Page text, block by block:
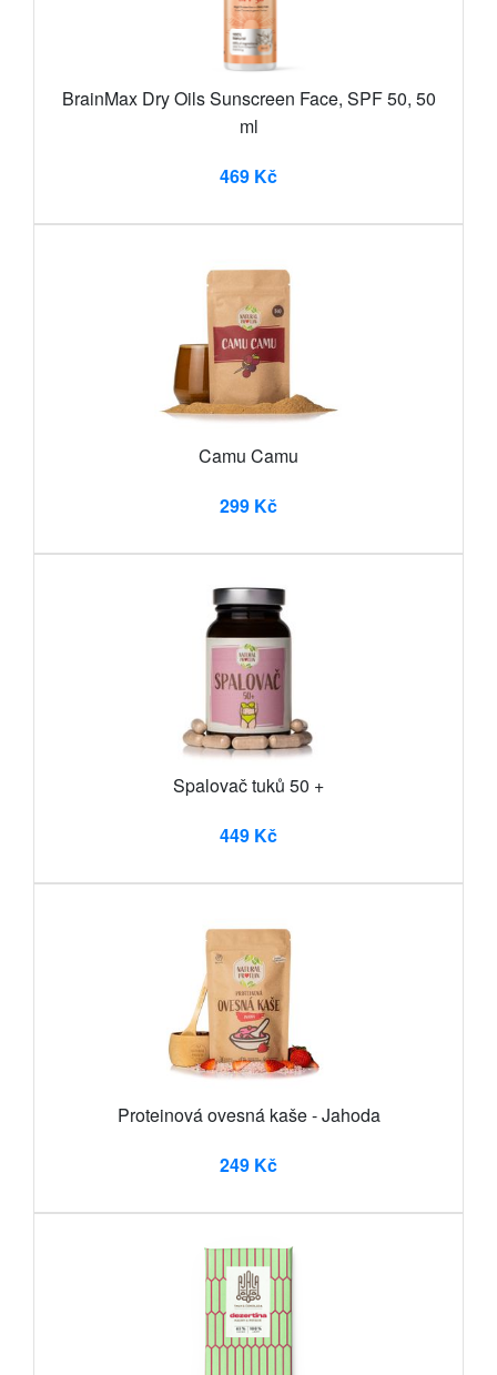
BrainMax Dry Oils Sunscreen Face, SPF 50, 50
ml
469 Kč
Camu Camu
299 Kč
Spalovač tuků 50 +
449 Kč
Proteinová ovesná kaše - Jahoda
249 Kč